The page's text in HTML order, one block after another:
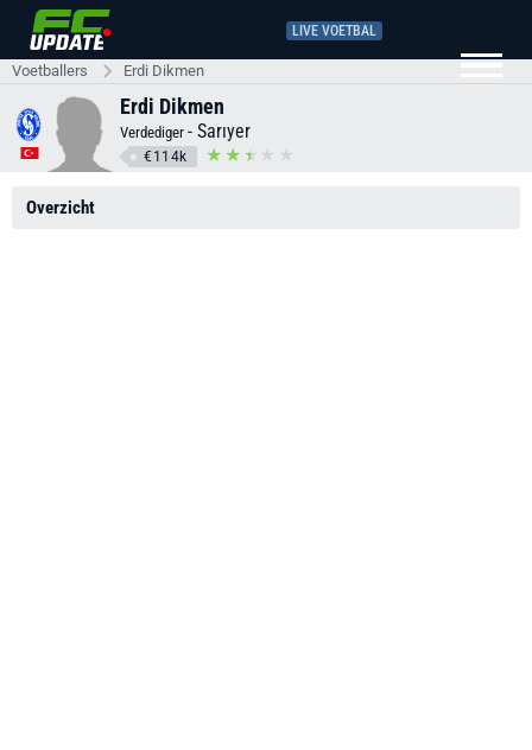
LIVE VOETBAL
Voetballers Erdi Dikmen
Erdi Dikmen
Verdediger - Sarıyer
€114k
Overzicht